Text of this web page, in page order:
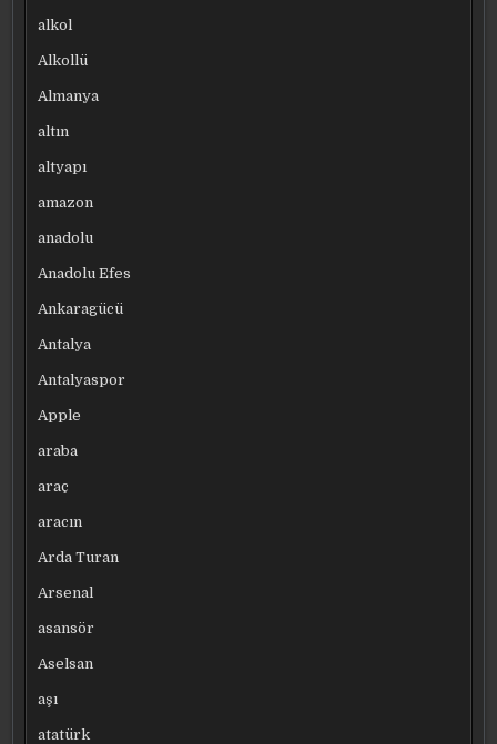
alkol
Alkollü
Almanya
altın
altyapı
amazon
anadolu
Anadolu Efes
Ankaragücü
Antalya
Antalyaspor
Apple
araba
araç
aracın
Arda Turan
Arsenal
asansör
Aselsan
aşı
atatürk